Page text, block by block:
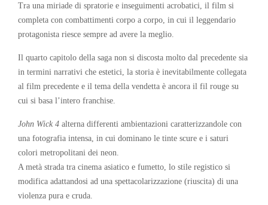
Tra una miriade di spratorie e inseguimenti acrobatici, il film si
completa con combattimenti corpo a corpo, in cui il leggendario
protagonista riesce sempre ad avere la meglio.
Il quarto capitolo della saga non si discosta molto dal precedente sia
in termini narrativi che estetici, la storia è inevitabilmente collegata
al film precedente e il tema della vendetta è ancora il fil rouge su
cui si basa l’intero franchise.
John Wick 4 alterna differenti ambientazioni caratterizzandole con
una fotografia intensa, in cui dominano le tinte scure e i saturi
colori metropolitani dei neon.
A metà strada tra cinema asiatico e fumetto, lo stile registico si
modifica adattandosi ad una spettacolarizzazione (riuscita) di una
violenza pura e cruda.